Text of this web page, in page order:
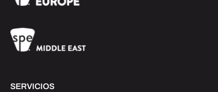
SERVICIOS